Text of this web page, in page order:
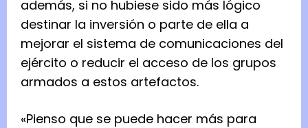
además, si no hubiese sido más lógico
destinar la inversión o parte de ella a
mejorar el sistema de comunicaciones del
ejército o reducir el acceso de los grupos
armados a estos artefactos.
«Pienso que se puede hacer más para